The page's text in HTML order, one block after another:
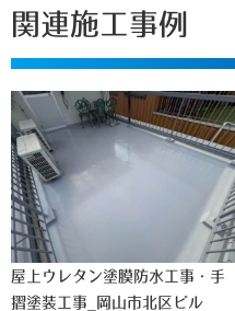
関連施工事例
屋上ウレタン塗膜防水工事・手
摺塗装工事_岡山市北区ビル